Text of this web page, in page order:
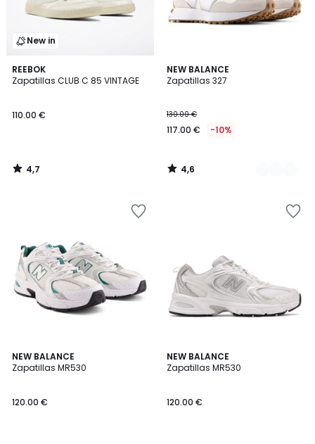
New in
REEBOK
Zapatillas CLUB C 85 VINTAGE
110.00 €
4,7
/ 5
4,7
/
NEW BALANCE
Zapatillas 327
130.00 €
117.00 € -10%
4,6
/ 5
2
Colores
4,6
/
NEW BALANCE
Zapatillas MR530
120.00 €
4,4
/ 5
NEW BALANCE
Zapatillas MR530
120.00 €
4,7
/ 5